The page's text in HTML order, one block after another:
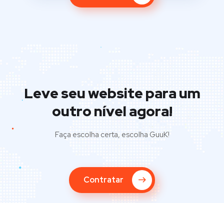
Leve seu website para um
outro nível agora!
Faça escolha certa, escolha GuuK!
Contratar